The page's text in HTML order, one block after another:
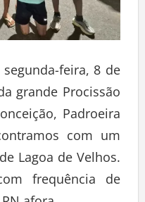
feira, 8 de
grande Procissão
Padroeira
com um
Lagoa de Velhos.
frequência de